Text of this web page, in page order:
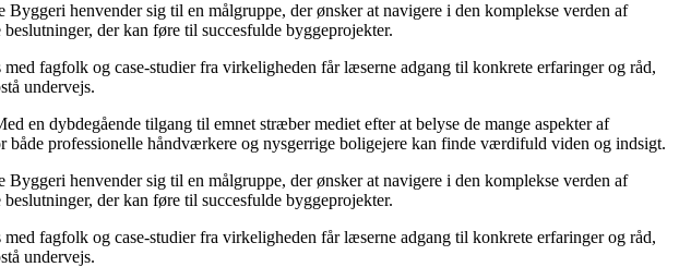
henvender sig til en målgruppe, der ønsker at navigere i den komplekse verden af
der kan føre til succesfulde byggeprojekter.
fagfolk og case-studier fra virkeligheden får læserne adgang til konkrete erfaringer og råd,
undervejs.
en dybdegående tilgang til emnet stræber mediet efter at belyse de mange aspekter af
professionelle håndværkere og nysgerrige boligejere kan finde værdifuld viden og indsigt.
henvender sig til en målgruppe, der ønsker at navigere i den komplekse verden af
der kan føre til succesfulde byggeprojekter.
fagfolk og case-studier fra virkeligheden får læserne adgang til konkrete erfaringer og råd,
undervejs.